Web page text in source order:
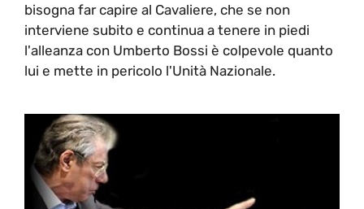
bisogna far capire al Cavaliere, che se non
interviene subito e continua a tenere in piedi
l'alleanza con Umberto Bossi è colpevole quanto
lui e mette in pericolo l'Unità Nazionale.